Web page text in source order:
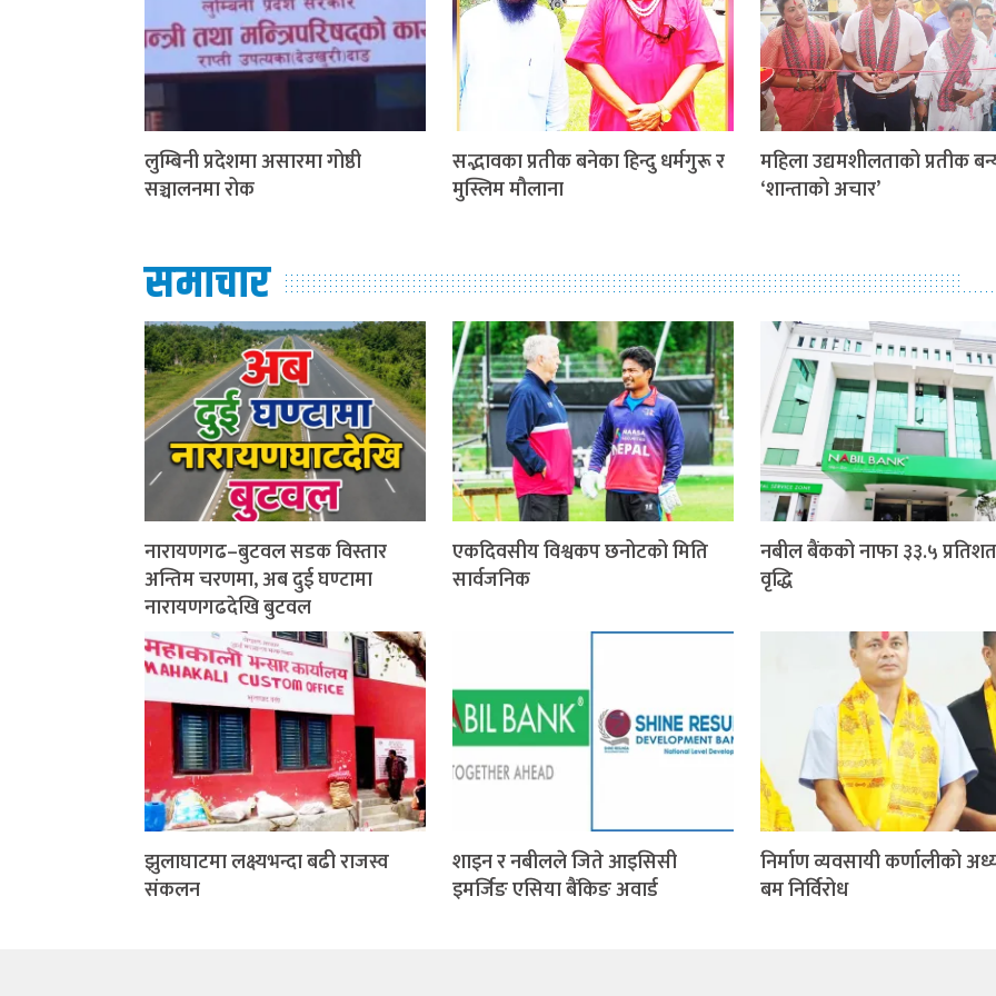
लुम्बिनी प्रदेशमा असारमा गोष्ठी
सञ्चालनमा रोक
सद्भावका प्रतीक बनेका हिन्दु धर्मगुरू र
मुस्लिम मौलाना
महिला उद्यमशीलताको प्रतीक
‘शान्ताको अचार’
समाचार
नारायणगढ–बुटवल सडक विस्तार
अन्तिम चरणमा, अब दुई घण्टामा
नारायणगढदेखि बुटवल
एकदिवसीय विश्वकप छनोटको मिति
सार्वजनिक
नबील बैंकको नाफा ३३.५
वृद्धि
झुलाघाटमा लक्ष्यभन्दा बढी राजस्व
संकलन
शाइन र नबीलले जिते आइसिसी
इमर्जिङ एसिया बैंकिङ अवार्ड
निर्माण व्यवसायी कर्णालीको
बम निर्विरोध